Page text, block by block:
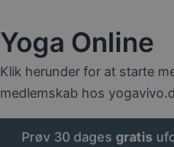
Yoga Online
Klik herunder for at starte
medlemskab hos
Prøv 30 dages gratis